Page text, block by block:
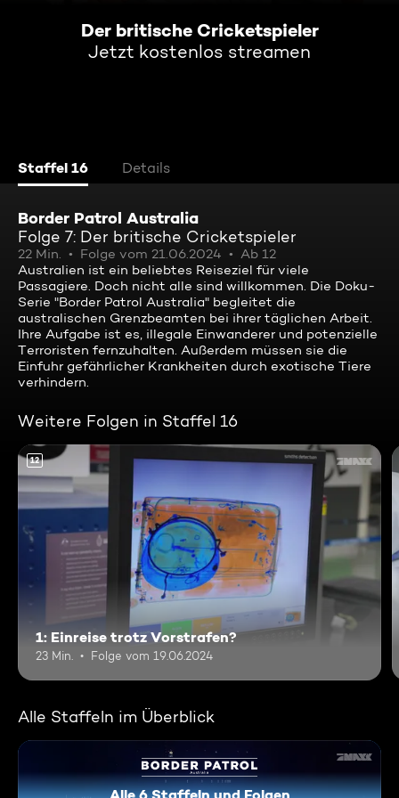
Der britische Cricketspieler
Jetzt kostenlos streamen
Staffel 16 Details
Border Patrol Australia
Folge 7: Der britische Cricketspieler
22 Min. Folge vom 21.06.2024
Ab 12
Australien ist ein beliebtes Reiseziel für viele
Passagiere. Doch nicht alle sind willkommen. Die Doku-
Serie "Border Patrol Australia" begleitet die
australischen Grenzbeamten bei ihrer täglichen Arbeit.
Ihre Aufgabe ist es, illegale Einwanderer und potenzielle
Terroristen fernzuhalten. Außerdem müssen sie die
Einfuhr gefährlicher Krankheiten durch exotische Tiere
verhindern.
Weitere Folgen in Staffel 16
12
1: Einreise trotz Vorstrafen?
23 Min. Folge vom 19.06.2024
Alle Staffeln im Überblick